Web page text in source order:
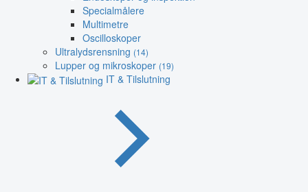
Specialmålere
Multimetre
Oscilloskoper
Ultralydsrensning (14)
Lupper og mikroskoper (19)
IT & Tilslutning